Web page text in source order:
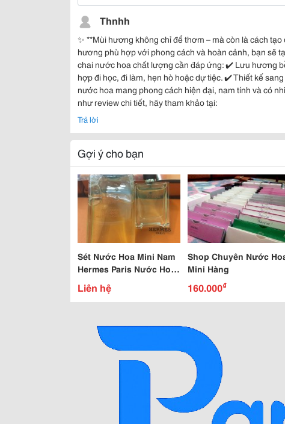
Thnhh
✨ **Mùi hương không chỉ để thơm – mà còn là cách
hương phù hợp với phong cách và hoàn cảnh, bạn sẽ
chai nước hoa chất lượng cần đáp ứng: ✔️ Lưu hương
hợp đi học, đi làm, hẹn hò hoặc dự tiệc. ✔️ Thiết kế
nước hoa mang phong cách hiện đại, nam tính và có
như review chi tiết, hãy tham khảo tại:
Trả lời
Gợi ý cho bạn
Sét Nước Hoa Mini Nam
Hermes Paris Nước Hoa
5Ml + Sữa Tắm 40Ml
Liên hệ
Shop Chuyên Nước
Mini Hàng
160.000₫